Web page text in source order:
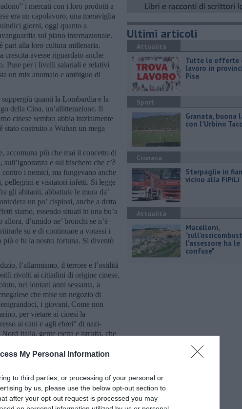
My Personal Information
to third parties, or processing of your personal or
by us, please use the below opt-out section to
after your opt-out request is processed you may
i mercati con i loro prodotti a
era un capolavoro, una meraviglia
giorni, oggi quanto a
sul piano internazionale.
pari alla loro cultura millenaria.
avesse riguardato anche
Pure per i livelli salariali e relativi
un mix anomalo e ambiguo di
quanti la Lombardia e la
della Cina, un’allitterazione. Il
cinese sembra abbia inizialmente
costruito a Wuhan un mega
accomuna più che mai il concetto di
e sul bischero che c’è
i nemici, ma fungevano anche
pellegrini e visitatori infetti. Si legge
gli abitanti, abbattute le mura da’
un po’ cispiosi, anche a detta
siamo, essendo situati in una bu’a
d’umido ne’ bronchi se n’è
su e di continuare a votassi i
più e fu la nostra fortuna. Si diventò
l’allarmismo, il terrore e l’ostilità
rivolti ai cittadini di origine cinese,
nei lontani anni sessanta, a
che mise un negozio di
i giovani. Come non
per vietare ai cinesi la
ai cani e agli ebrei” di nazi-
Italia, gente eletta e istruita, che
La Colonna Infame, il “dagli
a proposito di virus coronati,
globale, ha mietuto alla fine
endemici in terra d’Africa, di cui ci
delle industrie farmaceutiche.
vista anche l’enorme invasione
Ultimi articoli
Attualità
​Tutte le offerte
lavoro in
Pisa
Sport
​Granata, buona
con l’Urbino
Cronaca
Sterpaglie in
vicino alla FiPiLi
Attualità
Macelloni,
l'assessore ha
confuse"